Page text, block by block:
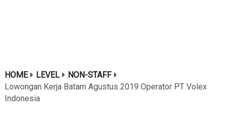
HOME LEVEL
NON-STAFF
Lowongan Kerja Batam Agustus 2019 Operator PT Volex
Indonesia